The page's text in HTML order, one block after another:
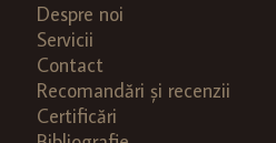
Despre noi
Servicii
Contact
Recomandări și recenzii
Certificări